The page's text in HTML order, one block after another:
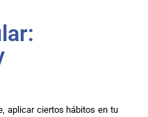
aplicar ciertos hábitos en tu